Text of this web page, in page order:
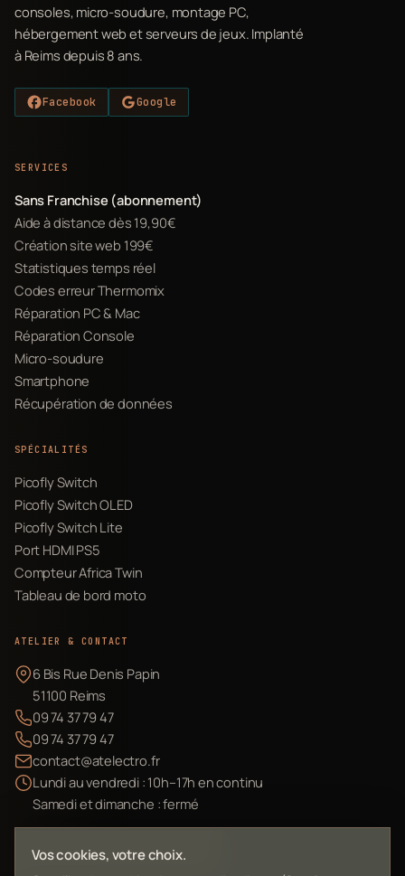
consoles, micro-soudure, montage PC,
hébergement web et serveurs de jeux. Implanté
à Reims depuis 8 ans.
Facebook Google
SERVICES
Sans Franchise (abonnement)
Aide à distance dès 19,90€
Création site web 199€
Statistiques temps réel
Codes erreur Thermomix
Réparation PC & Mac
Réparation Console
Micro-soudure
Smartphone
Récupération de données
SPÉCIALITÉS
Picofly Switch
Picofly Switch OLED
Picofly Switch Lite
Port HDMI PS5
Compteur Africa Twin
Tableau de bord moto
ATELIER & CONTACT
6 Bis Rue Denis Papin
51100 Reims
09 74 37 79 47
09 74 37 79 47
contact@atelectro.fr
Lundi au vendredi : 10h–17h en continu
Samedi et dimanche : fermé
Envoyer mon matériel
Vos cookies, votre choix.